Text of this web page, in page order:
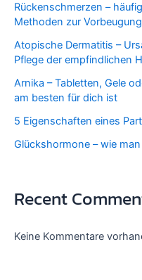
Rückenschmerzen –
Methoden zur Vorbeugung
Atopische Dermatitis –
Pflege der empfindlichen
Arnika – Tabletten, Gele
am besten für dich ist
5 Eigenschaften eines
Glückshormone – wie
Recent
Keine Kommentare